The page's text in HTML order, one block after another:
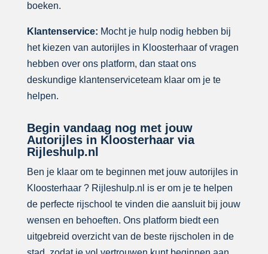
boeken.
Klantenservice: Mocht je hulp nodig hebben bij
het kiezen van autorijles in Kloosterhaar of vragen
hebben over ons platform, dan staat ons
deskundige klantenserviceteam klaar om je te
helpen.
Begin vandaag nog met jouw
Autorijles in Kloosterhaar via
Rijleshulp.nl
Ben je klaar om te beginnen met jouw autorijles in
Kloosterhaar ? Rijleshulp.nl is er om je te helpen
de perfecte rijschool te vinden die aansluit bij jouw
wensen en behoeften. Ons platform biedt een
uitgebreid overzicht van de beste rijscholen in de